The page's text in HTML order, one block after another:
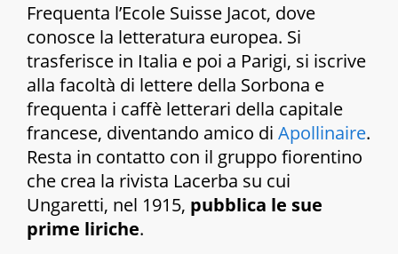
Frequenta l’Ecole Suisse Jacot, dove
conosce la letteratura europea. Si
trasferisce in Italia e poi a Parigi, si iscrive
alla facoltà di lettere della Sorbona e
frequenta i caffè letterari della capitale
francese, diventando amico di Apollinaire.
Resta in contatto con il gruppo fiorentino
che crea la rivista Lacerba su cui
Ungaretti, nel 1915, pubblica le sue
prime liriche.